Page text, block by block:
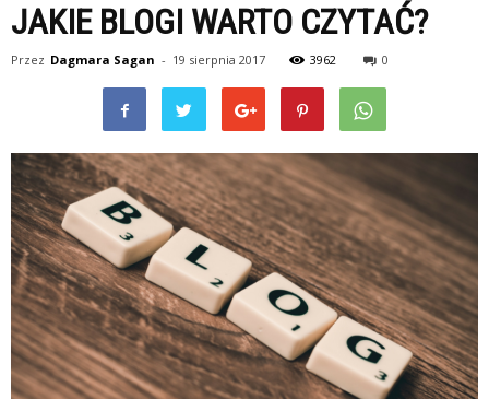
JAKIE BLOGI WARTO CZYTAĆ?
Przez Dagmara Sagan - 19 sierpnia 2017 3962 0